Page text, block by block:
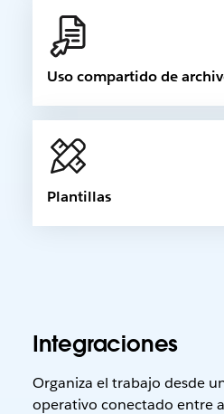
Uso compartido de
Plantillas
Integraciones
Organiza el trabajo desde
operativo conectado entre